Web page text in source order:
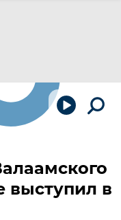
выступил в